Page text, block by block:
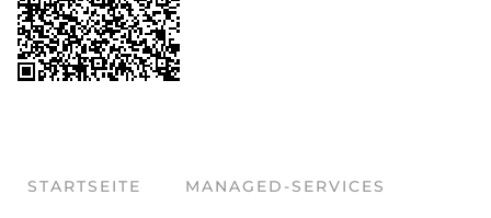
STARTSEITE MANAGED-SERVICES